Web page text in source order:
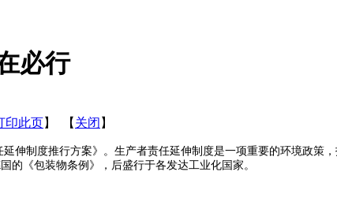
必行
印此页】 【 关闭 】
制度推行方案》。生产者责任延伸制度是一项重要的环境政策
的《包装物条例》，后盛行于各发达工业化国家。